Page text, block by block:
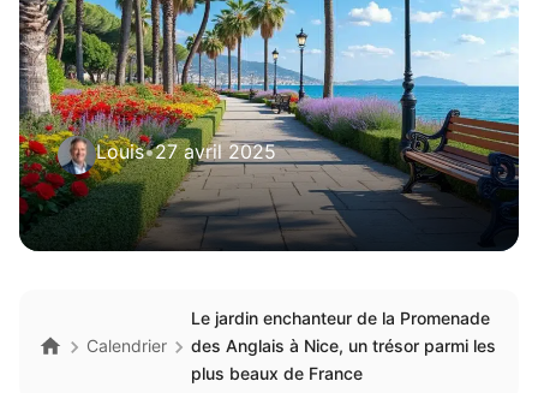
Louis•27 avril 2025
Calendrier
Le jardin enchanteur de la Promenade
des Anglais à Nice, un trésor parmi les
plus beaux de France